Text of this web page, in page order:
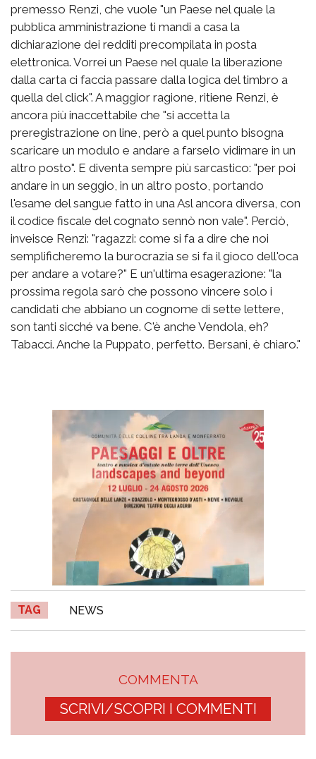
premesso Renzi, che vuole "un Paese nel quale la
pubblica amministrazione ti mandi a casa la
dichiarazione dei redditi precompilata in posta
elettronica. Vorrei un Paese nel quale la liberazione
dalla carta ci faccia passare dalla logica del timbro a
quella del click". A maggior ragione, ritiene Renzi, è
ancora più inaccettabile che "si accetta la
preregistrazione on line, però a quel punto bisogna
scaricare un modulo e andare a farselo vidimare in un
altro posto". E diventa sempre più sarcastico: "per poi
andare in un seggio, in un altro posto, portando
l'esame del sangue fatto in una Asl ancora diversa, con
il codice fiscale del cognato sennò non vale". Perciò,
inveisce Renzi: "ragazzi: come si fa a dire che noi
semplificheremo la burocrazia se si fa il gioco dell'oca
per andare a votare?" E un'ultima esagerazione: "la
prossima regola sarò che possono vincere solo i
candidati che abbiano un cognome di sette lettere,
son tanti sicché va bene. C'è anche Vendola, eh?
Tabacci. Anche la Puppato, perfetto. Bersani, è chiaro."
TAG NEWS
COMMENTA
SCRIVI/SCOPRI I COMMENTI